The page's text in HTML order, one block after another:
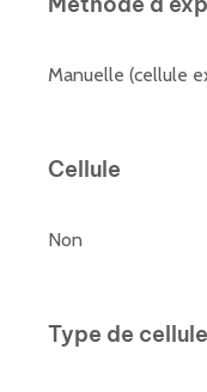
Manuelle (cellule
Cellule
Non
Type de cellule